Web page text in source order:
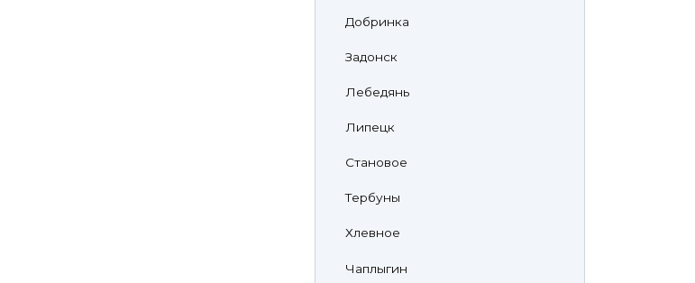
Добринка
Задонск
Лебедянь
Липецк
Становое
Тербуны
Хлевное
Чаплыгин